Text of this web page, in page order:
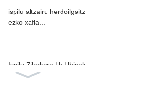
ispilu altzairu herdoilgaitz
ezko xafla...
Ispilu Zilarkara Ur Uhinak